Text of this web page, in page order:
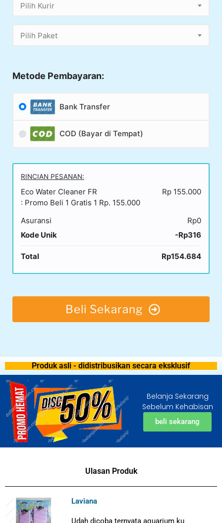
Pilih Kurir
Pilih Paket
Metode Pembayaran:
Bank Transfer
COD (Bayar di Tempat)
RINCIAN PESANAN:
Eco Water Cleaner FR
: Promo Beli 1 Gratis 1 Rp. 155.000
Rp 155.000
Asuransi
Rp0
Kode Unik
-Rp316
Total Rp154.684
Beli Sekarang
Produk asli - didistribusikan secara eksklusif
Belanja Sekarang
Sebelum Kehabisan
beli sekarang
Ulasan Produk
Laviana
Udah dicoba ternyata aquarium ku